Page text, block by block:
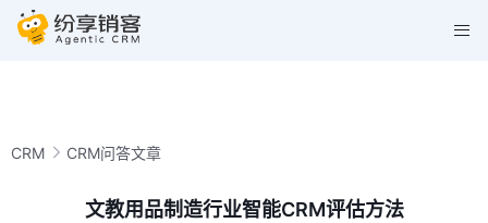
CRM CRM问答文章
文教用品制造行业智能CRM评估方法